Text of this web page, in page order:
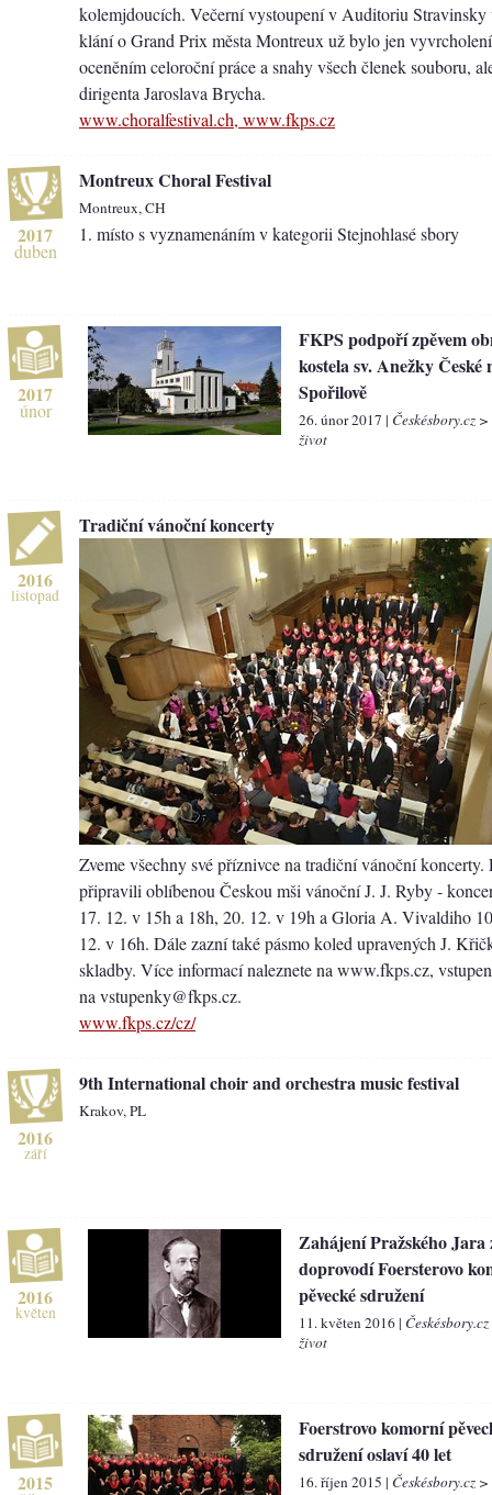
kolemjdoucích. Večerní vystoupení v Auditoriu
klání o Grand Prix města Montreux už bylo jen
oceněním celoroční práce a snahy všech členek souboru,
dirigenta Jaroslava Brycha.
www.choralfestival.ch, www.fkps.cz
2017
duben
Montreux Choral Festival
Montreux, CH
1. místo s vyznamenáním v kategorii Stejnohlasé sbory
2017
únor
FKPS podpoří zpěvem
kostela sv. Anežky České
Spořilově
26. únor 2017 | Českésbory.cz
život
2016
listopad
Tradiční vánoční koncerty
Zveme všechny své příznivce na tradiční vánoční koncerty.
připravili oblíbenou Českou mši vánoční J. J. Ryby -
17. 12. v 15h a 18h, 20. 12. v 19h a Gloria A. Vivaldiho
12. v 16h. Dále zazní také pásmo koled upravených J.
skladby. Více informací naleznete na www.fkps.cz,
na vstupenky@fkps.cz.
www.fkps.cz/cz/
2016
září
9th International choir and orchestra music festival
Krakov, PL
2016
květen
Zahájení Pražského Jara
doprovodí Foersterovo
pěvecké sdružení
11. květen 2016 |
život
2015
Foerstrovo komorní
sdružení oslaví 40 let
16. říjen 2015 | Českésbory.cz